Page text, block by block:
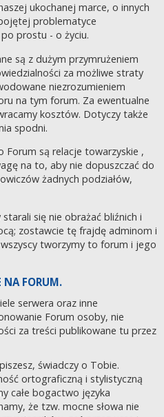
ukochanej marce, o innych
problematyce
prostu - o życiu.
są z dużym przymrużeniem
za możliwe straty
niezrozumieniem
na tym forum. Za ewentualne
kosztów. Dotyczy także
spodni.
Forum są relacje towarzyskie ,
na to, aby nie dopuszczać do
żadnych podziałów,
się nie obrażać bliźnich i
zostawcie tę frajdę adminom i
tworzymy to forum i jego
NA FORUM.
serwera oraz inne
Forum osoby, nie
za treści publikowane tu przez
świadczy o Tobie.
ortograficzną i stylistyczną
całe bogactwo języka
że tzw. mocne słowa nie